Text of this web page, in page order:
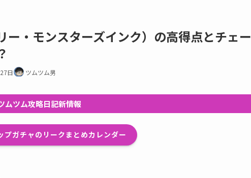
・モンスターズインク）の高得点とチェー
日 ツムツム男
ムツム攻略日記新情報
ガチャのリークまとめカレンダー